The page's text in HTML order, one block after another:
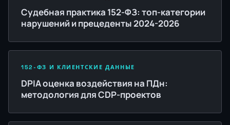
Судебная практика 152-ФЗ: топ-категории
нарушений и прецеденты 2024-2026
152-ФЗ И КЛИЕНТСКИЕ ДАННЫЕ
DPIA оценка воздействия на ПДн:
методология для CDP-проектов